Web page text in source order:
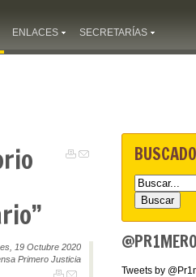
ENLACES SECRETARÍAS
19 Octubre 2020
Primero Justicia
Tweets by